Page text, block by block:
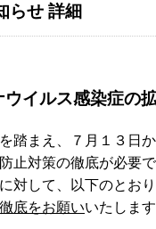
らせ 詳細
イルス感染症の
踏まえ、７月１３日
止対策の徹底が必要
対して、以下のとお
底をお願いいたします